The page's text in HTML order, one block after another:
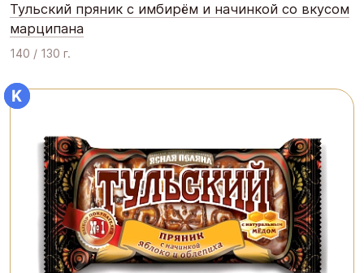
Тульский пряник с имбирём и начинкой со вкусом
марципана
140 / 130 г.